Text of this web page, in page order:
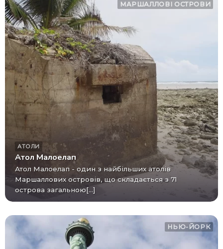
МАРШАЛЛОВІ ОСТРОВИ
АТОЛИ
Атол Малоелап
Атол Малоелап - один з найбільших атолів
Маршаллових островів, що складається з 71
острова загальною[...]
НЬЮ-ЙОРК